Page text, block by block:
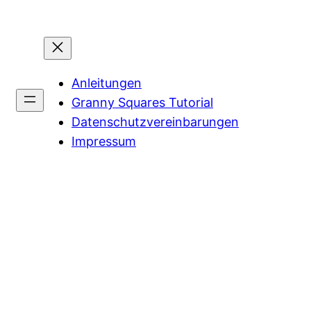
Anleitungen
Granny Squares Tutorial
Datenschutzvereinbarungen
Impressum